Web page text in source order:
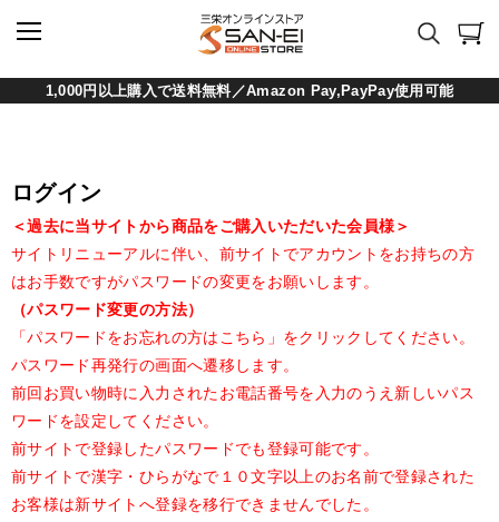
1,000円以上購入で送料無料／Amazon Pay,PayPay使用可能
ログイン
＜過去に当サイトから商品をご購入いただいた会員様＞
サイトリニューアルに伴い、前サイトでアカウントをお持ちの方
はお手数ですがパスワードの変更をお願いします。
（パスワード変更の方法）
「パスワードをお忘れの方はこちら」をクリックしてください。
パスワード再発行の画面へ遷移します。
前回お買い物時に入力されたお電話番号を入力のうえ新しいパス
ワードを設定してください。
前サイトで登録したパスワードでも登録可能です。
前サイトで漢字・ひらがなで１０文字以上のお名前で登録された
お客様は新サイトへ登録を移行できませんでした。